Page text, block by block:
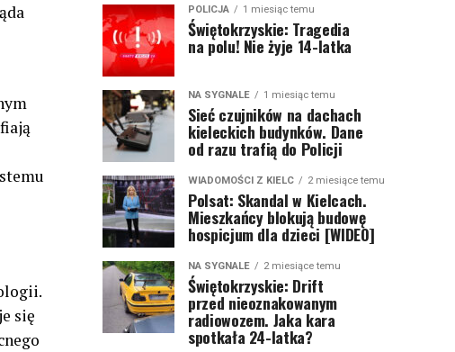
się
POLICJA 1 miesiąc temu
Świętokrzyskie: Tragedia
na polu! Nie żyje 14-latka
NA SYGNALE 1 miesiąc temu
Sieć czujników na dachach
kieleckich budynków. Dane
od razu trafią do Policji
WIADOMOŚCI Z KIELC 2 miesiące temu
Polsat: Skandal w Kielcach.
Mieszkańcy blokują budowę
hospicjum dla dzieci [WIDEO]
NA SYGNALE 2 miesiące temu
Świętokrzyskie: Drift
przed nieoznakowanym
radiowozem. Jaka kara
spotkała 24-latka?